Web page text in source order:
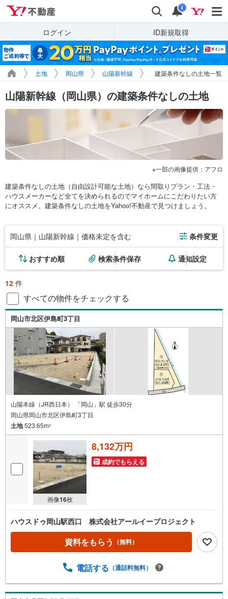
検索 通知
i
ログイン ID新規取得
土地 岡山県 山陽新幹線 建築条件なしの土地一覧
山陽新幹線（岡山県）の建築条件なしの土地
一部の画像提供：アフロ
建築条件なしの土地（自由設計可能な土地）なら間取りプラン・工法・
ハウスメーカーなど全てを決められるのでマイホームにこだわりたい方
にオススメ。建築条件なしの土地をYahoo!不動産で見つけましょう。
岡山県｜山陽新幹線｜価格未定を含む 条件変更
おすすめ順 検索条件保存 通知設定
12 件
すべての物件をチェックする
岡山市北区伊島町3丁目
山陽本線（JR西日本） 「岡山」駅 徒歩30分
岡山県岡山市北区伊島町3丁目
土地523.65m2
画像16枚
8,132万円
成約でもらえる
ハウスドゥ岡山駅西口 株式会社アールイープロジェクト
資料をもらう （無料）
電話する （通話料無料）